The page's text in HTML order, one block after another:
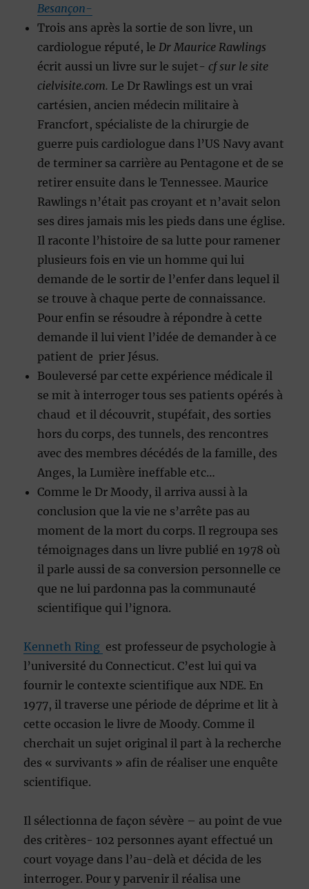
Besançon-
Trois ans après la sortie de son livre, un
cardiologue réputé, leDr Maurice Rawlings
écrit aussi un livre sur le sujet-cf sur le site
cielvisite.com. Le Dr Rawlings est un vrai
cartésien, ancien médecin militaire à
Francfort, spécialiste de la chirurgie de
guerre puis cardiologue dans l’US Navy avant
de terminer sa carrière au Pentagone et de se
retirer ensuite dans le Tennessee. Maurice
Rawlings n’était pas croyant et n’avait selon
ses dires jamais mis les pieds dans une église.
Il raconte l’histoire de sa lutte pour ramener
plusieurs fois en vie un homme qui lui
demande de le sortir de l’enfer dans lequel il
se trouve à chaque perte de connaissance.
Pour enfin se résoudre à répondre à cette
demande il lui vient l’idée de demander à ce
patient de prier Jésus.
Bouleversé par cette expérience médicale il
se mit à interroger tous ses patients opérés à
chaud et il découvrit, stupéfait, des sorties
hors du corps, des tunnels, des rencontres
avec des membres décédés de la famille, des
Anges, la Lumière ineffable etc…
Comme le Dr Moody, il arriva aussi à la
conclusion que la vie ne s’arrête pas au
moment de la mort du corps. Il regroupa ses
témoignages dans un livre publié en 1978 où
il parle aussi de sa conversion personnelle ce
que ne lui pardonna pas la communauté
scientifique qui l’ignora.
Kenneth Ring est professeur de psychologie à
l’université du Connecticut. C’est lui qui va
fournir le contexte scientifique aux NDE. En
1977, il traverse une période de déprime et lit à
cette occasion le livre de Moody. Comme il
cherchait un sujet original il part à la recherche
des « survivants » afin de réaliser une enquête
scientifique.
Il sélectionna de façon sévère – au point de vue
des critères- 102 personnes ayant effectué un
court voyage dans l’au-delà et décida de les
interroger. Pour y parvenir il réalisa une